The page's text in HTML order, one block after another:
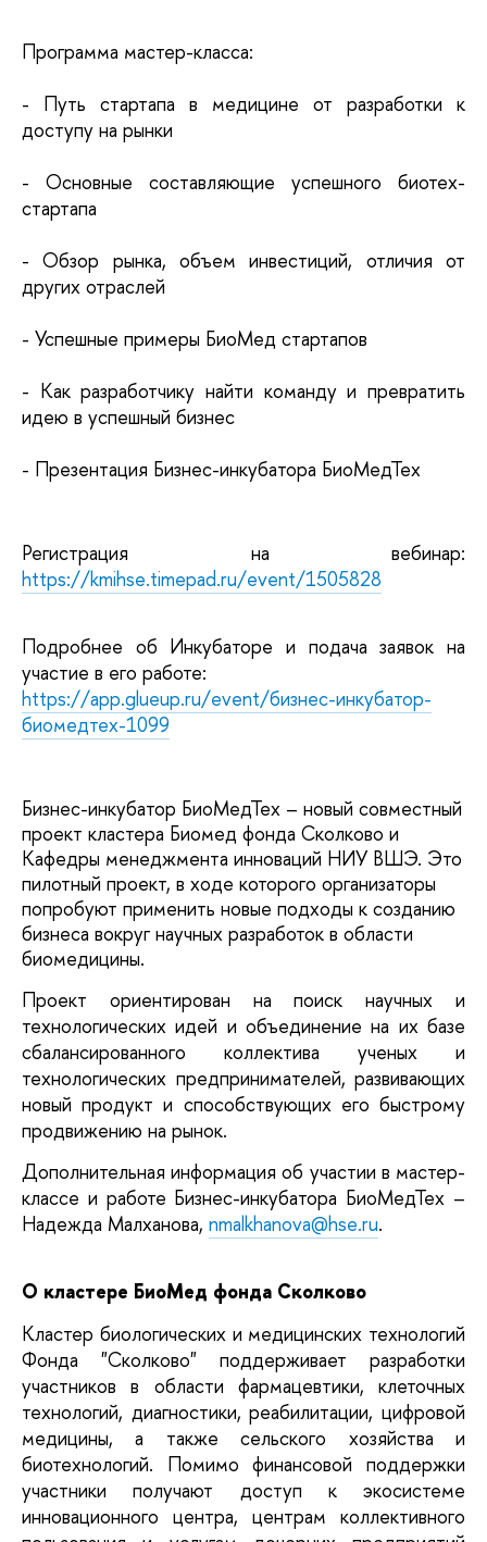
Программа мастер-класса:
- Путь стартапа в медицине от разработки к
доступу на рынки
- Основные составляющие успешного биотех-
стартапа
- Обзор рынка, объем инвестиций, отличия от
других отраслей
- Успешные примеры БиоМед стартапов
- Как разработчику найти команду и превратить
идею в успешный бизнес
- Презентация Бизнес-инкубатора БиоМедТех
https://kmihse.timepad.ru/event/1505828
Подробнее об Инкубаторе и подача заявок на
участие в его работе:
https://app.glueup.ru/event/бизнес-инкубатор-
биомедтех-1099
Бизнес-инкубатор БиоМедТех – новый совместный
проект кластера Биомед фонда Сколково и
Кафедры менеджмента инноваций НИУ ВШЭ. Это
пилотный проект, в ходе которого организаторы
попробуют применить новые подходы к созданию
бизнеса вокруг научных разработок в области
биомедицины.
Проект ориентирован на поиск научных и
технологических идей и объединение на их базе
сбалансированного коллектива ученых и
технологических предпринимателей, развивающих
новый продукт и способствующих его быстрому
продвижению на рынок.
Дополнительная информация об участии в мастер-
классе и работе Бизнес-инкубатора БиоМедТех –
Надежда Малханова, nmalkhanova@hse.ru.
О кластере БиоМед фонда Сколково
Кластер биологических и медицинских технологий
Фонда "Сколково" поддерживает разработки
участников в области фармацевтики, клеточных
технологий, диагностики, реабилитации, цифровой
медицины, а также сельского хозяйства и
биотехнологий. Помимо финансовой поддержки
участники получают доступ к экосистеме
инновационного центра, центрам коллективного